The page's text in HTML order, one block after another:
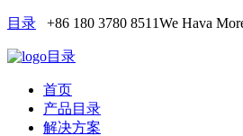
目录 +86 180 3780 8511We Hava
目录
首页
产品目录
解决方案